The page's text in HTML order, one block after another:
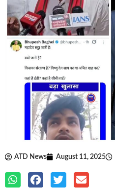
ATD News August 11, 2025